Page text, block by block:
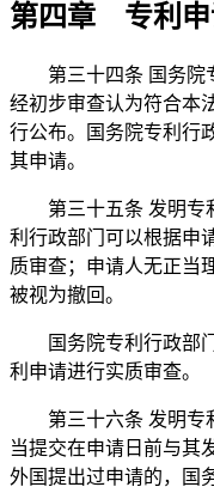
第四章 专利申
第三十四条 国务院
经初步审查认为符合本
行公布。国务院专利行
其申请。
第三十五条 发明专
利行政部门可以根据申
质审查；申请人无正当
被视为撤回。
国务院专利行政部
利申请进行实质审查。
第三十六条 发明专
当提交在申请日前与其
外国提出过申请的，国